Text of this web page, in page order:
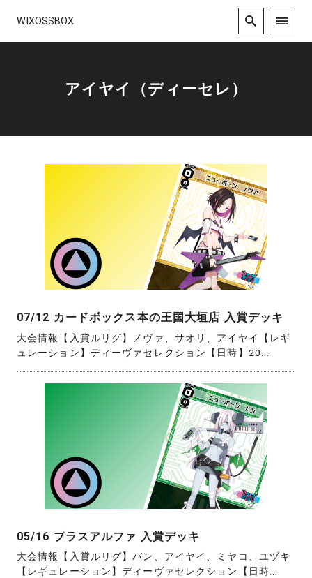
WIXOSSBOX
アイヤイ（ディーセレ）
07/12 カードボックス本の王国大垣店 入賞デッキ
大会情報【入賞ルリグ】ノヴァ、サオリ、アイヤイ【レギ
ュレーション】ディーヴァセレクション【日時】20...
05/16 プラスアルファ 入賞デッキ
大会情報【入賞ルリグ】バン、アイヤイ、ミヤコ、ユヅキ
【レギュレーション】ディーヴァセレクション【日時...